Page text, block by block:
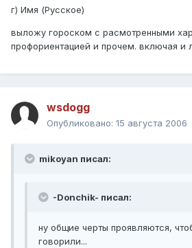
г) Имя (Русское)
выложу гороском с расмотренными
профориентацией и прочем. включая и
wsdogg
Опубликовано: 15 августа 2006
mikoyan писал:
-Donchik- писал:
ну общие черты проявляются,
говорили...